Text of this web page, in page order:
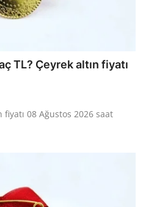
TL? Çeyrek altın fiyatı
fiyatı 08 Ağustos 2026 saat